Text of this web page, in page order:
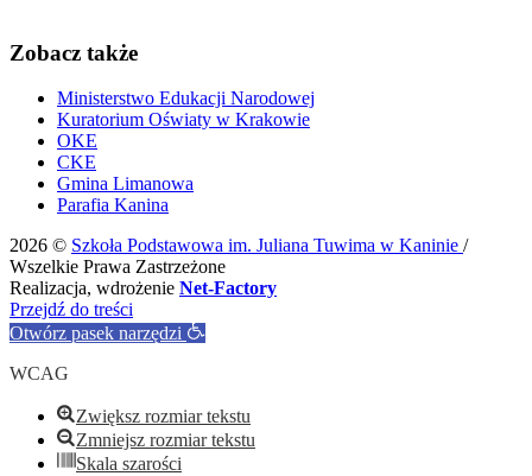
Zobacz także
Ministerstwo Edukacji Narodowej
Kuratorium Oświaty w Krakowie
OKE
CKE
Gmina Limanowa
Parafia Kanina
2026 © Szkoła Podstawowa im. Juliana Tuwima w Kaninie /
Wszelkie Prawa Zastrzeżone
Realizacja, wdrożenie Net-Factory
Przejdź do treści
Otwórz pasek narzędzi
WCAG
Zwiększ rozmiar tekstu
Zmniejsz rozmiar tekstu
Skala szarości